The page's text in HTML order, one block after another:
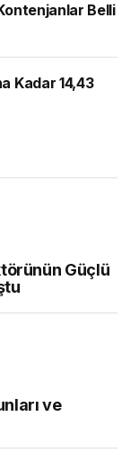
Kadar 14,43
Güçlü
ve